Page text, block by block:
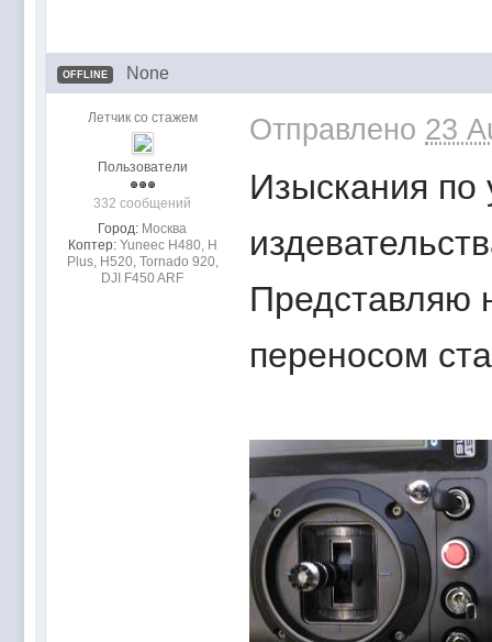
OFFLINE None
Летчик со стажем
Пользователи
332 сообщений
Город: Mocквa
Коптер: Yuneec H480, H
Plus, H520, Tornado 920,
DJI F450 ARF
Отправлено 23
Изыскания по
Представляю
переносом